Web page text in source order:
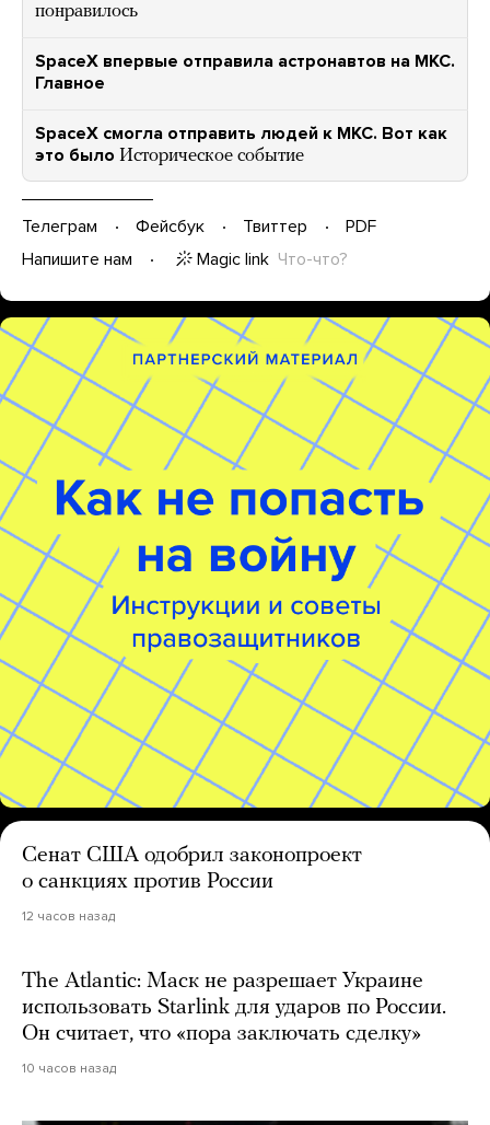
понравилось
SpaceX впервые отправила астронавтов на МКС.
Главное
SpaceX смогла отправить людей к МКС. Вот как
это было Историческое событие
Телеграм Фейсбук Твиттер
PDF
Напишите нам
Magic link Что-что?
Сенат США одобрил законопроект
о санкциях против России
12 часов назад
The Atlantic: Маск не разрешает Украине
использовать Starlink для ударов по России.
Он считает, что «пора заключать сделку»
10 часов назад